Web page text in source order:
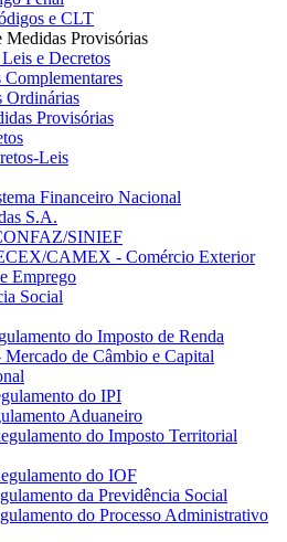
e CLT
Medidas Provisórias
e Decretos
Provisórias
Leis
Financeiro Nacional
S.A.
SINIEF
CAMEX - Comércio Exterior
Emprego
Social
do Imposto de Renda
de Câmbio e Capital
do IPI
Aduaneiro
do Imposto Territorial
do IOF
da Previdência Social
do Processo Administrativo